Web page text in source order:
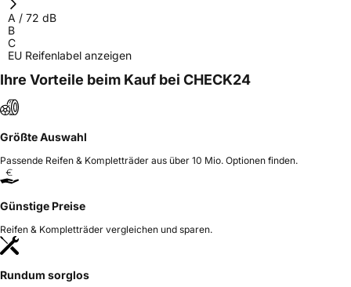
A / 72 dB
B
C
EU Reifenlabel anzeigen
Ihre Vorteile beim Kauf bei CHECK24
Größte Auswahl
Passende Reifen & Kompletträder aus über 10 Mio. Optionen finden.
Günstige Preise
Reifen & Kompletträder vergleichen und sparen.
Rundum sorglos